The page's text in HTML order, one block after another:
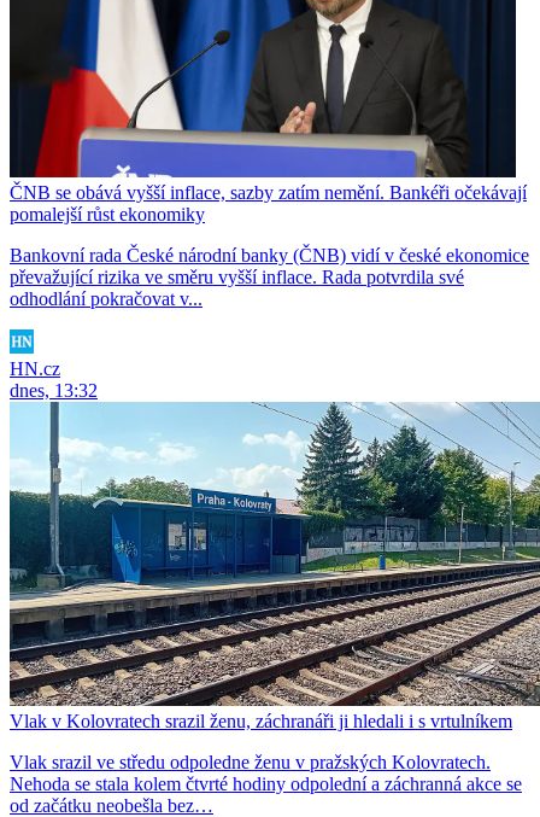
ČNB se obává vyšší inflace, sazby zatím nemění. Bankéři očekávají
pomalejší růst ekonomiky
Bankovní rada České národní banky (ČNB) vidí v české ekonomice
převažující rizika ve směru vyšší inflace. Rada potvrdila své
odhodlání pokračovat v...
HN.cz
dnes, 13:32
Vlak v Kolovratech srazil ženu, záchranáři ji hledali i s vrtulníkem
Vlak srazil ve středu odpoledne ženu v pražských Kolovratech.
Nehoda se stala kolem čtvrté hodiny odpolední a záchranná akce se
od začátku neobešla bez…